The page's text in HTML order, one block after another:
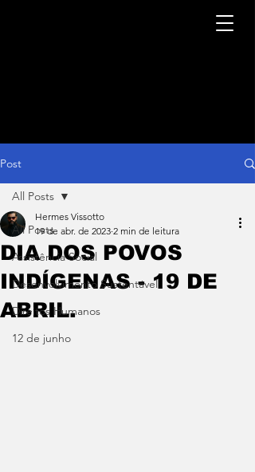
Post
All Posts
Assistência Social
Desenvolvimento Sustentável
Direitos Humanos
12 de junho
All Posts
DIA DOS POVOS
INDÍGENAS - 19 DE
ABRIL.
Hermes Vissotto
19 de abr. de 2023 2 min de leitura